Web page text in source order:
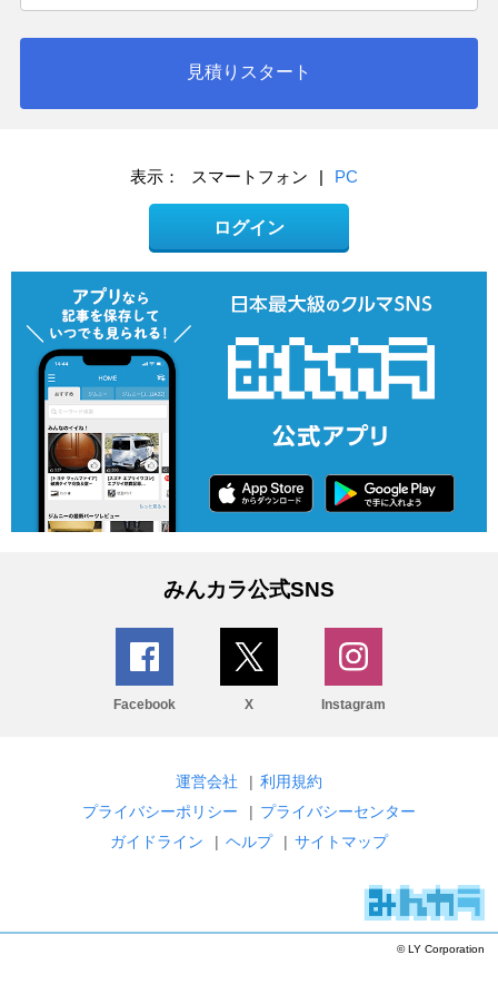
見積りスタート
表示： スマートフォン | PC
ログイン
みんカラ公式SNS
Facebook X Instagram
運営会社 | 利用規約
プライバシーポリシー
| プライバシーセンター
ガイドライン
| ヘルプ | サイトマップ
© LY Corporation